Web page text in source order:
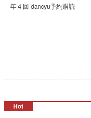
年４回 dancyu予約購読